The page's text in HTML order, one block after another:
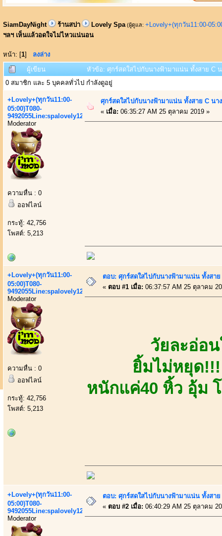
SiamDayNight ร้านสปา Lovely Spa (ผู้ดูแล: +Lovely+(ทุกวัน11:00-
ฯลฯ เห็นแล้วอดใจไม่ไหวแน่นอน
หน้า: [1] ลงล่าง
ผู้เขียน
หัวข้อ: ศุกร์สดใสไปกับนางฟ้ามาแน่น ทั้งสาย C
0 สมาชิก และ 5 บุคคลทั่วไป กำลังดูอยู่
+Lovely+(ทุกวัน11:00-
05:00)T080-
9492055Line:spalovely123
Moderator
ความหื่น : 0
ออฟไลน์
กระทู้: 42,756
โพสต์: 5,213
ศุกร์สดใสไปกับนางฟ้ามาแน่น ทั้งสาย C น
« เมื่อ: 06:35:27 AM 25 ตุลาคม 2019 »
+Lovely+(ทุกวัน11:00-
05:00)T080-
9492055Line:spalovely123
Moderator
ความหื่น : 0
ออฟไลน์
กระทู้: 42,756
โพสต์: 5,213
ตอบ: ศุกร์สดใสไปกับนางฟ้ามาแน่น ทั้งสา
« ตอบ #1 เมื่อ: 06:37:57 AM 25 ตุลาคม
วัยละอ่อ
ยิ้มไม่หยุด!!!
หนักแค่40 หิ้ว อุ้ม
+Lovely+(ทุกวัน11:00-
05:00)T080-
9492055Line:spalovely123
Moderator
ตอบ: ศุกร์สดใสไปกับนางฟ้ามาแน่น ทั้งสา
« ตอบ #2 เมื่อ: 06:40:29 AM 25 ตุลาคม